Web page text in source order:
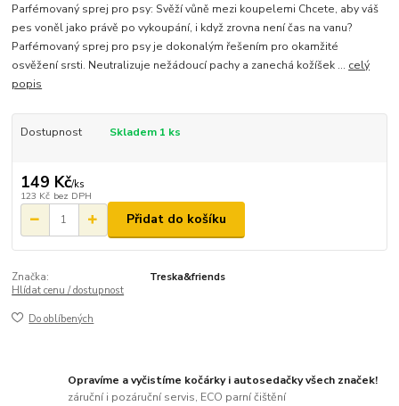
Parfémovaný sprej pro psy: Svěží vůně mezi koupelemi Chcete, aby váš
pes voněl jako právě po vykoupání, i když zrovna není čas na vanu?
Parfémovaný sprej pro psy je dokonalým řešením pro okamžité
osvěžení srsti. Neutralizuje nežádoucí pachy a zanechá kožíšek ... celý
popis
Dostupnost Skladem 1 ks
149 Kč/ks
123 Kč bez DPH
Přidat do košíku
Značka:
Treska&friends
Hlídat cenu / dostupnost
Do oblíbených
Opravíme a vyčistíme kočárky i autosedačky všech značek!
záruční i pozáruční servis, ECO parní čištění